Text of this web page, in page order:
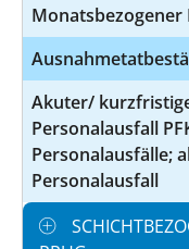
Monatsbezogener
Akuter/
Personalausfall
Personalausfälle;
Personalausfall